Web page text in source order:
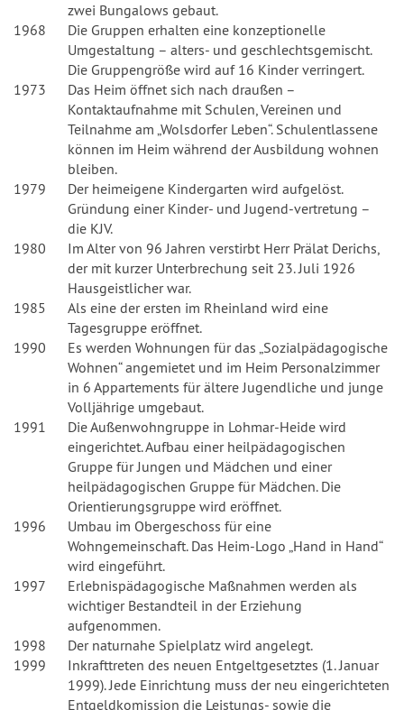
zwei Bungalows gebaut.
1968
Die Gruppen erhalten eine konzeptionelle
Umgestaltung – alters- und geschlechtsgemischt.
Die Gruppengröße wird auf 16 Kinder verringert.
1973
Das Heim öffnet sich nach draußen –
Kontaktaufnahme mit Schulen, Vereinen und
Teilnahme am „Wolsdorfer Leben“. Schulentlassene
können im Heim während der Ausbildung wohnen
bleiben.
1979
Der heimeigene Kindergarten wird aufgelöst.
Gründung einer Kinder- und Jugend-vertretung –
die KJV.
1980
Im Alter von 96 Jahren verstirbt Herr Prälat Derichs,
der mit kurzer Unterbrechung seit 23. Juli 1926
Hausgeistlicher war.
1985
Als eine der ersten im Rheinland wird eine
Tagesgruppe eröffnet.
1990
Es werden Wohnungen für das „Sozialpädagogische
Wohnen“ angemietet und im Heim Personalzimmer
in 6 Appartements für ältere Jugendliche und junge
Volljährige umgebaut.
1991
Die Außenwohngruppe in Lohmar-Heide wird
eingerichtet. Aufbau einer heilpädagogischen
Gruppe für Jungen und Mädchen und einer
heilpädagogischen Gruppe für Mädchen. Die
Orientierungsgruppe wird eröffnet.
1996
Umbau im Obergeschoss für eine
Wohngemeinschaft. Das Heim-Logo „Hand in Hand“
wird eingeführt.
1997
Erlebnispädagogische Maßnahmen werden als
wichtiger Bestandteil in der Erziehung
aufgenommen.
1998
Der naturnahe Spielplatz wird angelegt.
1999
Inkrafttreten des neuen Entgeltgesetztes (1. Januar
1999). Jede Einrichtung muss der neu eingerichteten
Entgeldkomission die Leistungs- sowie die